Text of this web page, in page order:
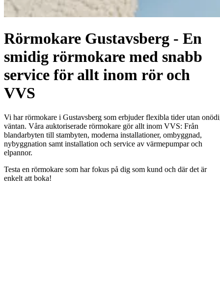
Rörmokare Gustavsberg - En
smidig rörmokare med snabb
service för allt inom rör och
VVS
Vi har rörmokare i Gustavsberg som erbjuder flexibla tider utan
väntan. Våra auktoriserade rörmokare gör allt inom VVS: Från
blandarbyten till stambyten, moderna installationer, ombyggnad,
nybyggnation samt installation och service av värmepumpar och
elpannor.
Testa en rörmokare som har fokus på dig som kund och där det är
enkelt att boka!